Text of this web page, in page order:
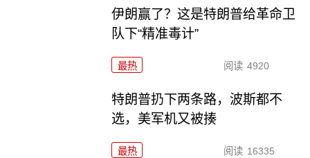
伊朗赢了？这是特朗普给革命卫
队下“精准毒计”
最热 阅读 4920
特朗普扔下两条路，波斯都不
选，美军机又被揍
最热 阅读 16335